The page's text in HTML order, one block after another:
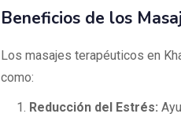
Beneficios de los
Los masajes terapéuticos en
como:
Reducción del Estrés: